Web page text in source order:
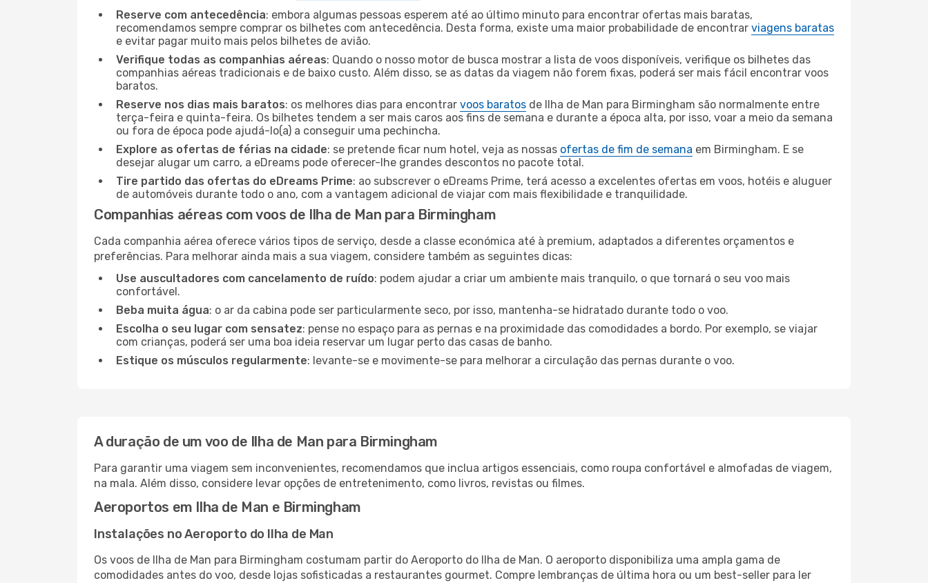
Reserve com antecedência: embora algumas pessoas esperem até ao último minuto para encontrar ofertas mais baratas,
recomendamos sempre comprar os bilhetes com antecedência. Desta forma, existe uma maior probabilidade de encontrar viagens baratas
e evitar pagar muito mais pelos bilhetes de avião.
Verifique todas as companhias aéreas: Quando o nosso motor de busca mostrar a lista de voos disponíveis, verifique os bilhetes das
companhias aéreas tradicionais e de baixo custo. Além disso, se as datas da viagem não forem fixas, poderá ser mais fácil encontrar voos
baratos.
Reserve nos dias mais baratos: os melhores dias para encontrar voos baratos de Ilha de Man para Birmingham são normalmente entre
terça-feira e quinta-feira. Os bilhetes tendem a ser mais caros aos fins de semana e durante a época alta, por isso, voar a meio da semana
ou fora de época pode ajudá-lo(a) a conseguir uma pechincha.
Explore as ofertas de férias na cidade: se pretende ficar num hotel, veja as nossas ofertas de fim de semana em Birmingham. E se
desejar alugar um carro, a eDreams pode oferecer-lhe grandes descontos no pacote total.
Tire partido das ofertas do eDreams Prime: ao subscrever o eDreams Prime, terá acesso a excelentes ofertas em voos, hotéis e aluguer
de automóveis durante todo o ano, com a vantagem adicional de viajar com mais flexibilidade e tranquilidade.
Companhias aéreas com voos de Ilha de Man para Birmingham
Cada companhia aérea oferece vários tipos de serviço, desde a classe económica até à premium, adaptados a diferentes orçamentos e
preferências. Para melhorar ainda mais a sua viagem, considere também as seguintes dicas:
Use auscultadores com cancelamento de ruído: podem ajudar a criar um ambiente mais tranquilo, o que tornará o seu voo mais
confortável.
Beba muita água: o ar da cabina pode ser particularmente seco, por isso, mantenha-se hidratado durante todo o voo.
Escolha o seu lugar com sensatez: pense no espaço para as pernas e na proximidade das comodidades a bordo. Por exemplo, se viajar
com crianças, poderá ser uma boa ideia reservar um lugar perto das casas de banho.
Estique os músculos regularmente: levante-se e movimente-se para melhorar a circulação das pernas durante o voo.
A duração de um voo de Ilha de Man para Birmingham
Para garantir uma viagem sem inconvenientes, recomendamos que inclua artigos essenciais, como roupa confortável e almofadas de viagem,
na mala. Além disso, considere levar opções de entretenimento, como livros, revistas ou filmes.
Aeroportos em Ilha de Man e Birmingham
Instalações no Aeroporto do Ilha de Man
Os voos de Ilha de Man para Birmingham costumam partir do Aeroporto do Ilha de Man. O aeroporto disponibiliza uma ampla gama de
comodidades antes do voo, desde lojas sofisticadas a restaurantes gourmet. Compre lembranças de última hora ou um best-seller para ler